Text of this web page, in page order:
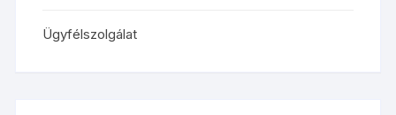
Ügyfélszolgálat